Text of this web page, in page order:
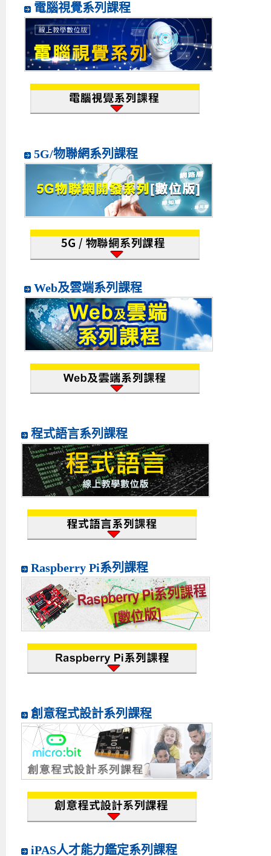
電腦視覺系列課程
5G/物聯網系列課程
Web及雲端系列課程
程式語言系列課程
Raspberry Pi系列課程
創意程式設計系列課程
iPAS人才能力鑑定系列課程